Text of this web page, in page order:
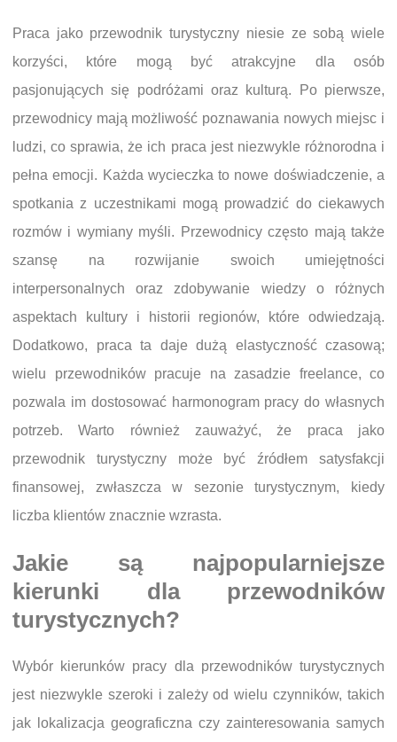
Praca jako przewodnik turystyczny niesie ze sobą wiele
korzyści, które mogą być atrakcyjne dla osób
pasjonujących się podróżami oraz kulturą. Po pierwsze,
przewodnicy mają możliwość poznawania nowych miejsc i
ludzi, co sprawia, że ich praca jest niezwykle różnorodna i
pełna emocji. Każda wycieczka to nowe doświadczenie, a
spotkania z uczestnikami mogą prowadzić do ciekawych
rozmów i wymiany myśli. Przewodnicy często mają także
szansę na rozwijanie swoich umiejętności
interpersonalnych oraz zdobywanie wiedzy o różnych
aspektach kultury i historii regionów, które odwiedzają.
Dodatkowo, praca ta daje dużą elastyczność czasową;
wielu przewodników pracuje na zasadzie freelance, co
pozwala im dostosować harmonogram pracy do własnych
potrzeb. Warto również zauważyć, że praca jako
przewodnik turystyczny może być źródłem satysfakcji
finansowej, zwłaszcza w sezonie turystycznym, kiedy
liczba klientów znacznie wzrasta.
Jakie są najpopularniejsze
kierunki dla przewodników
turystycznych?
Wybór kierunków pracy dla przewodników turystycznych
jest niezwykle szeroki i zależy od wielu czynników, takich
jak lokalizacja geograficzna czy zainteresowania samych